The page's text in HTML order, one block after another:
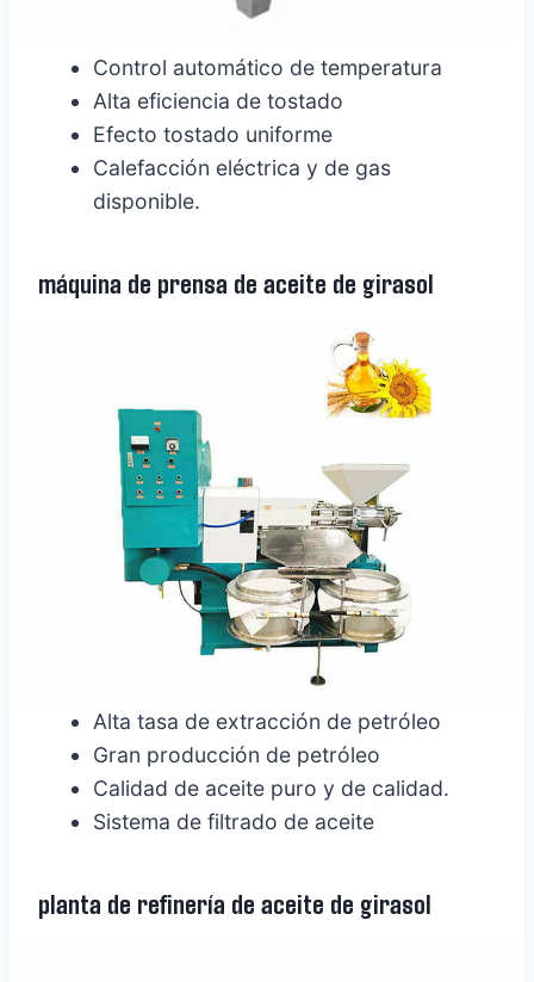
Control automático de temperatura
Alta eficiencia de tostado
Efecto tostado uniforme
Calefacción eléctrica y de gas
disponible.
máquina de prensa de aceite de girasol
Alta tasa de extracción de petróleo
Gran producción de petróleo
Calidad de aceite puro y de calidad.
Sistema de filtrado de aceite
planta de refinería de aceite de girasol